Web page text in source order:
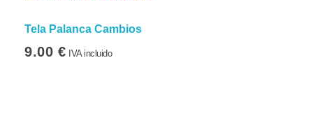
Tela Palanca Cambios
9.00 € IVA incluido